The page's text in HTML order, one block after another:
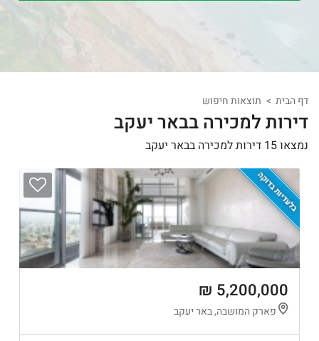
דף הבית תוצאות חיפוש
דירות למכירה בבאר יעקב
נמצאו 15 דירות למכירה בבאר יעקב
בלעדיות בדוקה
5,200,000 ₪
פארק המושבה, באר יעקב